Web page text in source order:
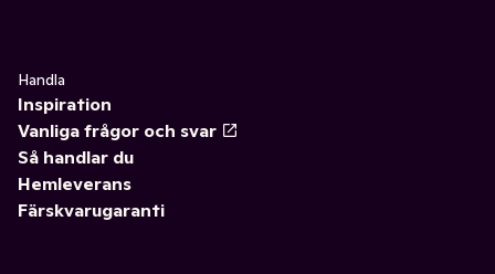
Handla
Inspiration
Vanliga frågor och svar
Så handlar du
Hemleverans
Färskvarugaranti